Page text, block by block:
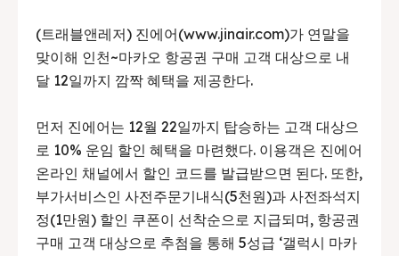
(트래블앤레저) 진에어(www.jinair.com)가 연말을
맞이해 인천~마카오 항공권 구매 고객 대상으로 내
달 12일까지 깜짝 혜택을 제공한다.
먼저 진에어는 12월 22일까지 탑승하는 고객 대상으
로 10% 운임 할인 혜택을 마련했다. 이용객은 진에어
온라인 채널에서 할인 코드를 발급받으면 된다. 또한,
부가서비스인 사전주문기내식(5천원)과 사전좌석지
정(1만원) 할인 쿠폰이 선착순으로 지급되며, 항공권
구매 고객 대상으로 추첨을 통해 5성급 ‘갤럭시 마카